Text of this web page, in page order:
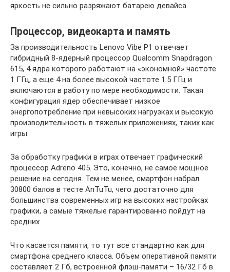
яркость не сильно разряжают батарею девайса.
Процессор, видеокарта и память
За производительность Lenovo Vibe P1 отвечает
гибридный 8-ядерный процессор Qualcomm Snapdragon
615, 4 ядра которого работают на «экономной» частоте
1 ГГц, а еще 4 на более высокой частоте 1.5 ГГц и
включаются в работу по мере необходимости. Такая
конфигурация ядер обеспечивает низкое
энергопотребление при невысоких нагрузках и высокую
производительность в тяжелых приложениях, таких как
игры.
За обработку графики в играх отвечает графический
процессор Adreno 405. Это, конечно, не самое мощное
решение на сегодня. Тем не менее, смартфон набрал
30800 балов в тесте AnTuTu, чего достаточно для
большинства современных игр на высоких настройках
графики, а самые тяжелые гарантированно пойдут на
средних.
Что касается памяти, то тут все стандартно как для
смартфона среднего класса. Объем оперативной памяти
составляет 2 Гб, встроенной флэш-памяти – 16/32 Гб в